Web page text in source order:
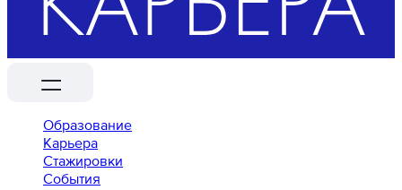
Образование
Карьера
Стажировки
События